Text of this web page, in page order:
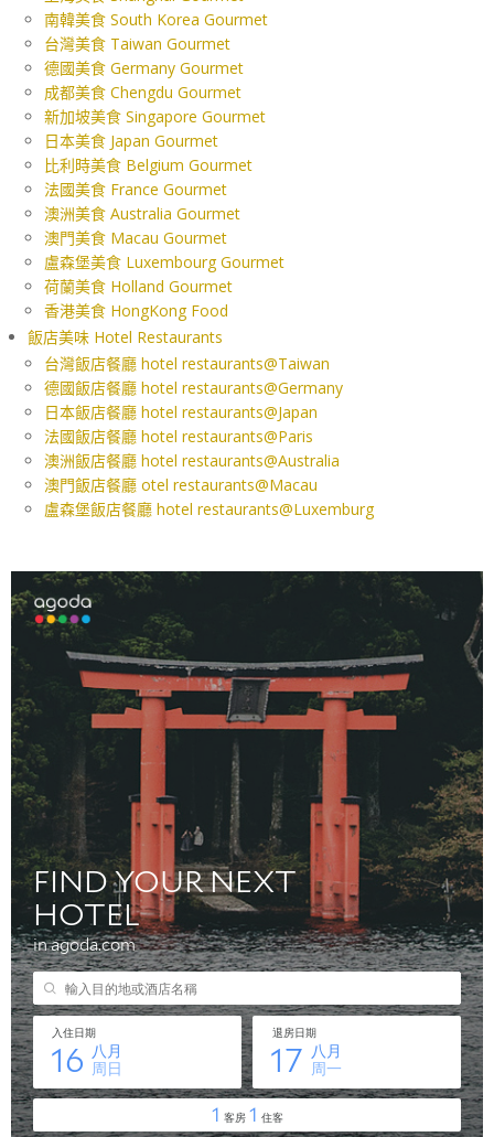
南韓美食 South Korea Gourmet
台灣美食 Taiwan Gourmet
德國美食 Germany Gourmet
成都美食 Chengdu Gourmet
新加坡美食 Singapore Gourmet
日本美食 Japan Gourmet
比利時美食 Belgium Gourmet
法國美食 France Gourmet
澳洲美食 Australia Gourmet
澳門美食 Macau Gourmet
盧森堡美食 Luxembourg Gourmet
荷蘭美食 Holland Gourmet
香港美食 HongKong Food
飯店美味 Hotel Restaurants
台灣飯店餐廳 hotel restaurants@Taiwan
德國飯店餐廳 hotel restaurants@Germany
日本飯店餐廳 hotel restaurants@Japan
法國飯店餐廳 hotel restaurants@Paris
澳洲飯店餐廳 hotel restaurants@Australia
澳門飯店餐廳 otel restaurants@Macau
盧森堡飯店餐廳 hotel restaurants@Luxemburg